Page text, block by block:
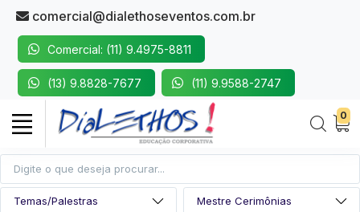
comercial@dialethoseventos.com.br
Comercial: (11) 9.4975-8811
(13) 9.8828-7677 (11) 9.9588-2747
0